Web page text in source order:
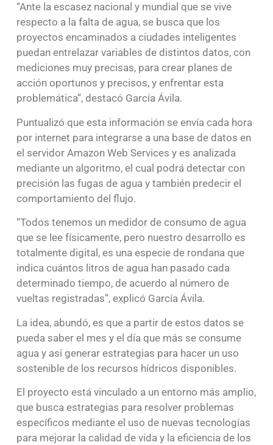
“Ante la escasez nacional y mundial que se vive
respecto a la falta de agua, se busca que los
proyectos encaminados a ciudades inteligentes
puedan entrelazar variables de distintos datos, con
mediciones muy precisas, para crear planes de
acción oportunos y precisos, y enfrentar esta
problemática”, destacó García Ávila.
Puntualizó que esta información se envía cada hora
por internet para integrarse a una base de datos en
el servidor Amazon Web Services y es analizada
mediante un algoritmo, el cual podrá detectar con
precisión las fugas de agua y también predecir el
comportamiento del flujo.
“Todos tenemos un medidor de consumo de agua
que se lee físicamente, pero nuestro desarrollo es
totalmente digital, es una especie de rondana que
indica cuántos litros de agua han pasado cada
determinado tiempo, de acuerdo al número de
vueltas registradas”, explicó García Ávila.
La idea, abundó, es que a partir de estos datos se
pueda saber el mes y el día que más se consume
agua y así generar estrategias para hacer un uso
sostenible de los recursos hídricos disponibles.
El proyecto está vinculado a un entorno más amplio,
que busca estrategias para resolver problemas
específicos mediante el uso de nuevas tecnologías
para mejorar la calidad de vida y la eficiencia de los